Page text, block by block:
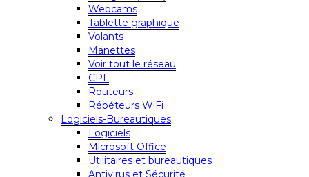
Webcams
Tablette graphique
Volants
Manettes
Voir tout le réseau
CPL
Routeurs
Répéteurs WiFi
Logiciels-Bureautiques
Logiciels
Microsoft Office
Utilitaires et bureautiques
Antivirus et Sécurité